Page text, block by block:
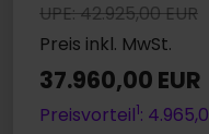
UPE: 42.925,00 EUR
Preis inkl. MwSt.
37.960,00 EUR
Preisvorteil1: